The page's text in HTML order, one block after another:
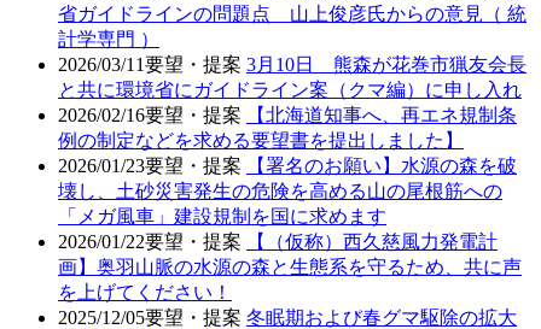
省ガイドラインの問題点 山上俊彦氏からの意見（ 統
計学専門 ）
2026/03/11要望・提案 3月10日 熊森が花巻市猟友会長
と共に環境省にガイドライン案（クマ編）に申し入れ
2026/02/16要望・提案
【北海道知事へ、再エネ規制条
例の制定などを求める要望書を提出しました】
2026/01/23要望・提案
【署名のお願い】水源の森を破
壊し、土砂災害発生の危険を高める山の尾根筋への
「メガ風車」建設規制を国に求めます
2026/01/22要望・提案
【（仮称）西久慈風力発電計
画】奥羽山脈の水源の森と生態系を守るため、共に声
を上げてください！
2025/12/05要望・提案 冬眠期および春グマ駆除の拡大